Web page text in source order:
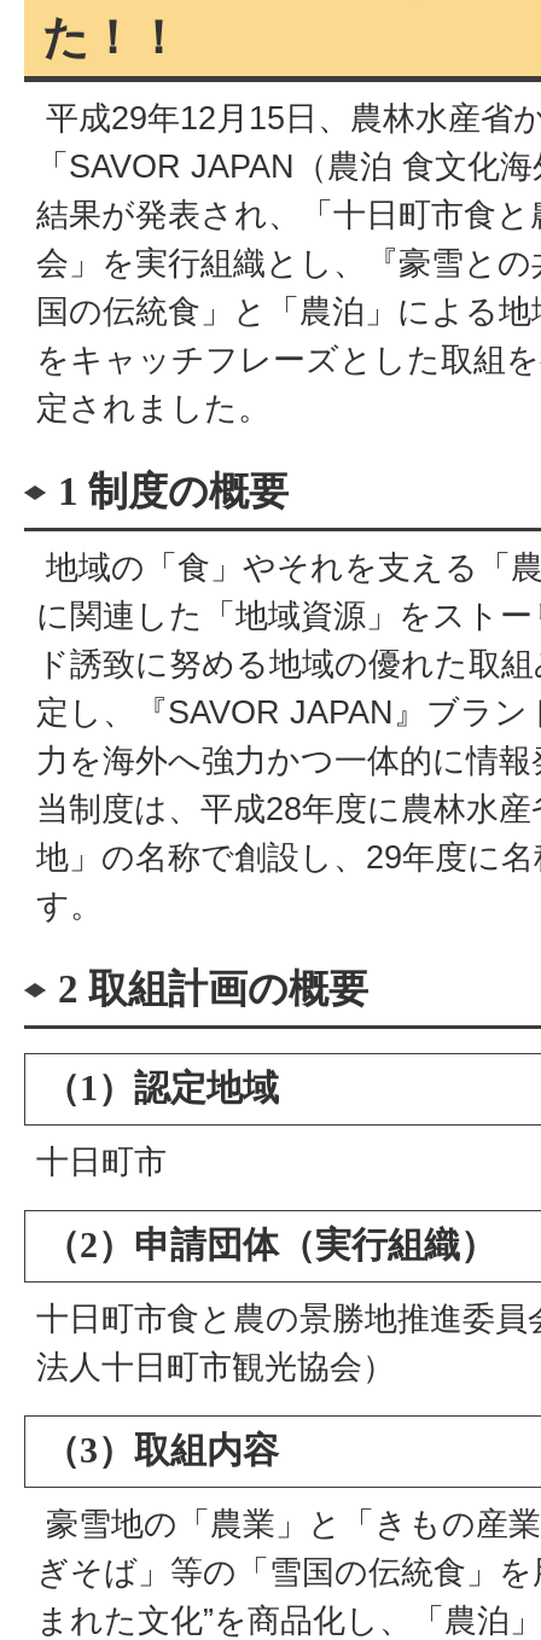
た！！
平成29年12月15日、農林水産省
「SAVOR JAPAN（農泊 食文化
結果が発表され、「十日町市食
会」を実行組織とし、『豪雪と
国の伝統食」と「農泊」による
をキャッチフレーズとした取組
定されました。
1 制度の概要
地域の「食」やそれを支える「
に関連した「地域資源」をスト
ド誘致に努める地域の優れた取
定し、『SAVOR JAPAN』ブラ
力を海外へ強力かつ一体的に情
当制度は、平成28年度に農林水
地」の名称で創設し、29年度に
す。
2 取組計画の概要
（1）認定地域
十日町市
（2）申請団体（実行組織）
十日町市食と農の景勝地推進委
法人十日町市観光協会）
（3）取組内容
豪雪地の「農業」と「きもの産
ぎそば」等の「雪国の伝統食」
まれた文化”を商品化し、「農泊